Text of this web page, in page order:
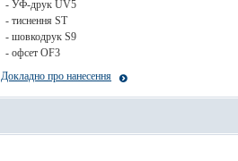
- УФ-друк UV5
- тиснення ST
- шовкодрук S9
- офсет OF3
Докладно про нанесення